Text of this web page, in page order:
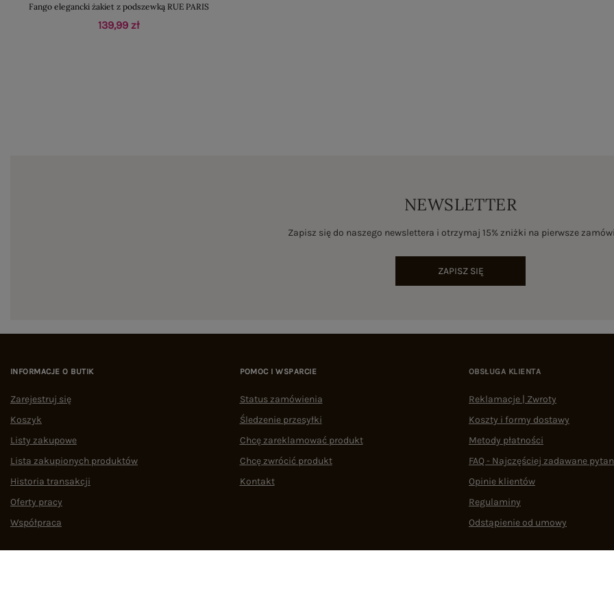
Fango elegancki żakiet z podszewką RUE PARIS
139,99 zł
NEWSLETTER
Zapisz się do naszego newslettera i otrzymaj 15% zniżki na pierwsze
ZAPISZ SIĘ
INFORMACJE O BUTIK
Zarejestruj się
Koszyk
Listy zakupowe
Lista zakupionych produktów
Historia transakcji
Oferty pracy
Współpraca
POMOC I WSPARCIE
Status zamówienia
Śledzenie przesyłki
Chcę zareklamować produkt
Chcę zwrócić produkt
Kontakt
OBSŁUGA KLIENTA
Reklamacje | Zwroty
Koszty i formy dostawy
Metody płatności
FAQ - Najczęściej zadawane
Opinie klientów
Regulaminy
Odstąpienie od umowy